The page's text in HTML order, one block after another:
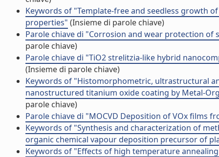
Keywords of "Template-free and seedless growth
properties" (Insieme di parole chiave)
Parole chiave di "Corrosion and wear protection of
parole chiave)
Parole chiave di "TiO2 strelitzia-like hybrid
(Insieme di parole chiave)
Keywords of "Histomorphometric, ultrastructural
nanostructured titanium oxide coating by Metal-
parole chiave)
Parole chiave di "MOCVD Deposition of VOx films
Keywords of "Synthesis and characterization of
organic chemical vapour deposition precursor of
Keywords of "Effects of high temperature